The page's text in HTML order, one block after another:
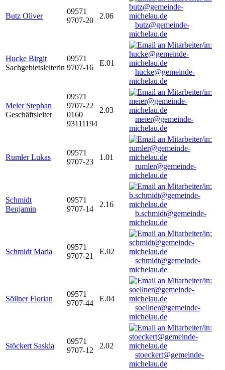
Butz Oliver
09571
9707-20
2.06
butz@gemeinde-
michelau.de
Hucke Birgit
Sachgebietsleiterin
09571
9707-16
E.01
hucke@gemeinde-
michelau.de
Meier Stephan
Geschäftsleiter
09571
9707-22
0160
93111194
2.03
meier@gemeinde-
michelau.de
Rumler Lukas
09571
9707-23
1.01
rumler@gemeinde-
michelau.de
Schmidt
Benjamin
09571
9707-14
2.16
b.schmidt@gemeinde-
michelau.de
Schmidt Maria
09571
9707-21
E.02
schmidt@gemeinde-
michelau.de
Söllner Florian
09571
9707-44
E.04
soellner@gemeinde-
michelau.de
Stöckert Saskia
09571
9707-12
2.02
stoeckert@gemeinde-
michelau.de